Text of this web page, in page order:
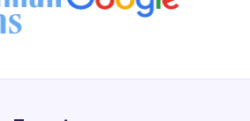
la formation?